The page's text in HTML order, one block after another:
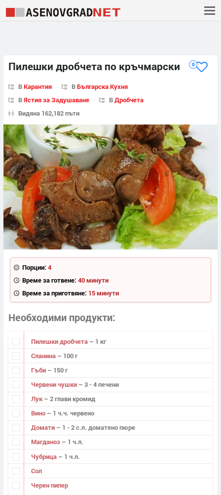
Пилешки дробчета по кръчмарски 0
ВКарантия ВБългарска Кухня
ВЯстия за Задушаване ВДробчета
Видяна 162,182 пъти
Порции: 4
Време за готвене: 40 минути
Време за приготвяне: 15 минути
Необходими продукти
Пилешки дробчета – 1 кг
Сланина – 100 г
Гъби – 150 г
Червени чушки – 3 - 4 печени
Лук – 2 глави кромид
Вино – 1 ч.ч. червено
Домати – 1 - 2 с.л. доматено пюре
Магданоз – 1 ч.л.
Чубрица – 1 ч.л.
Сол
Черен пипер